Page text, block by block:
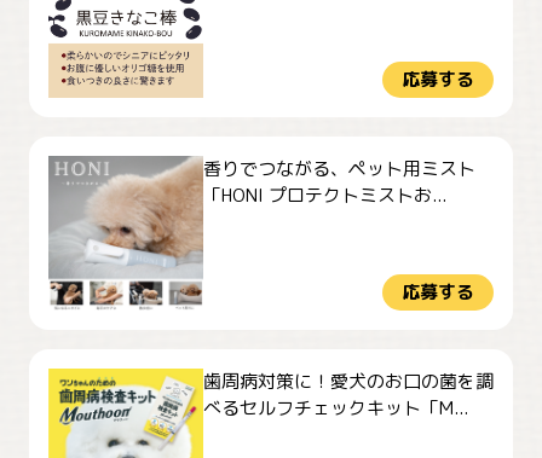
応募する
香りでつながる、ペット用ミスト
「HONI プロテクトミストお...
応募する
歯周病対策に！愛犬のお口の菌を調
べるセルフチェックキット「M...